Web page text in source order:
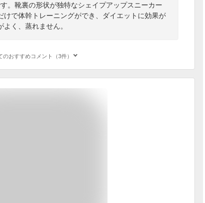
。靴裏の形状が独特なシェイプアップスニーカー
けで体幹トレーニングができ、ダイエットに効果が
く、蒸れません。
のおすすめコメント（3件）